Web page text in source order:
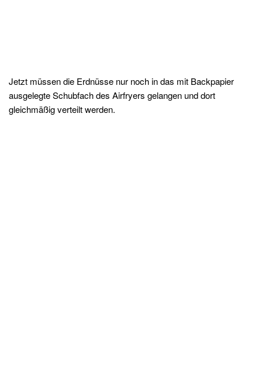
Jetzt müssen die Erdnüsse nur noch in das mit Backpapier
ausgelegte Schubfach des Airfryers gelangen und dort
gleichmäßig verteilt werden.